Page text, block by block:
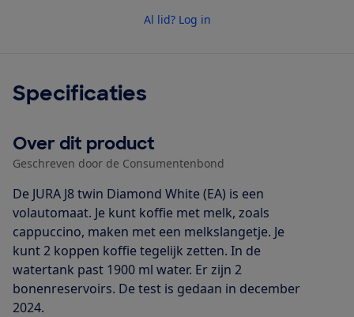
Al lid? Log in
Specificaties
Over dit product
Geschreven door de Consumentenbond
De JURA J8 twin Diamond White (EA) is een
volautomaat. Je kunt koffie met melk, zoals
cappuccino, maken met een melkslangetje. Je
kunt 2 koppen koffie tegelijk zetten. In de
watertank past 1900 ml water. Er zijn 2
bonenreservoirs. De test is gedaan in december
2024.